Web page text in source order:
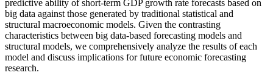
predictive ability of short-term GDP growth rate forecasts based on
big data against those generated by traditional statistical and
structural macroeconomic models. Given the contrasting
characteristics between big data-based forecasting models and
structural models, we comprehensively analyze the results of each
model and discuss implications for future economic forecasting
research.